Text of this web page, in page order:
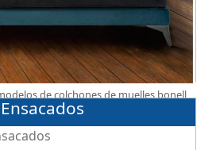
de colchones de muelles bonell
al mejor precio.